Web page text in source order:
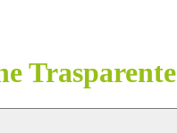
Trasparente